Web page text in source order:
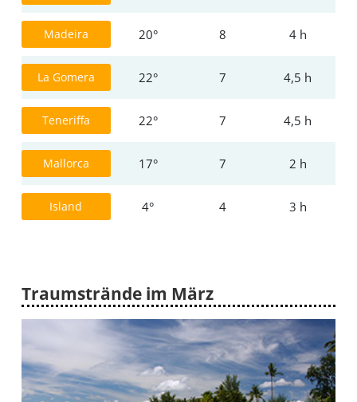
Madeira 20° 8 4 h
La Gomera 22° 7 4,5 h
Teneriffa 22° 7 4,5 h
Mallorca 17° 7 2 h
Island 4° 4 3 h
Traumstrände im März